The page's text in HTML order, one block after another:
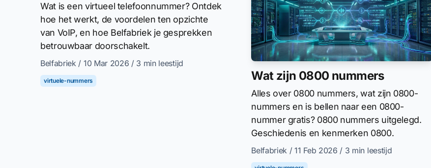
Wat is een virtueel telefoonnummer? Ontdek
hoe het werkt, de voordelen ten opzichte
van VoIP, en hoe Belfabriek je gesprekken
betrouwbaar doorschakelt.
Belfabriek / 10 Mar 2026 / 3 min leestijd
virtuele-nummers Wat zijn 0800 nummers
Alles over 0800 nummers, wat zijn 0800-
nummers en is bellen naar een 0800-
nummer gratis? 0800 nummers uitgelegd.
Geschiedenis en kenmerken 0800.
Belfabriek / 11 Feb 2026 / 3 min leestijd